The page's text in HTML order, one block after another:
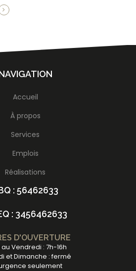
Accueil
À propos
Services
Emplois
Réalisations
: 56462633
: 3456462633
D'OUVERTURE
au Vendredi : 7h-16h
et Dimanche : fermé
seulement